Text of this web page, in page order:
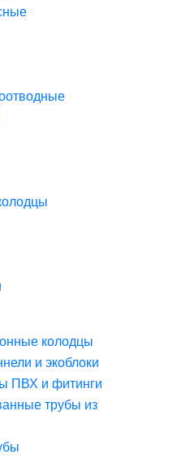
колодцы
и экоблоки
ПВХ и фитинги
трубы из